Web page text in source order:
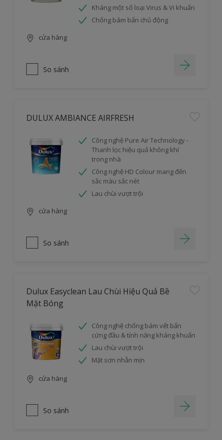
Kháng một số loại Virus & Vi khuẩn
Chống bám bẩn chủ động
cửa hàng
So sánh
DULUX AMBIANCE AIRFRESH
Công nghệ Pure Air Technology -
Thanh lọc hiệu quả không khí
trong nhà
Công nghệ HD Colour mang đến
sắc màu sắc nét
Lau chùi vượt trội
cửa hàng
So sánh
Dulux Easyclean Lau Chùi Hiệu Quả Bề
Mặt Bóng
Công nghệ chống bám vết bẩn
cứng đầu & tính năng kháng khuẩn
Lau chùi vượt trội
Mặt sơn nhẵn mịn
cửa hàng
So sánh